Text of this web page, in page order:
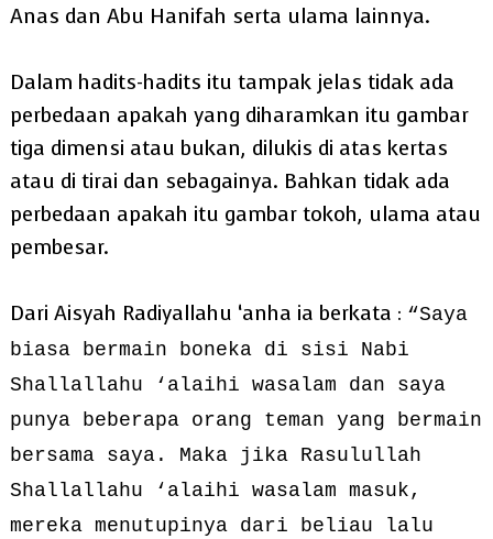
Anas dan Abu Hanifah serta ulama lainnya.
Dalam hadits-hadits itu tampak jelas tidak ada
perbedaan apakah yang diharamkan itu gambar
tiga dimensi atau bukan, dilukis di atas kertas
atau di tirai dan sebagainya. Bahkan tidak ada
perbedaan apakah itu gambar tokoh, ulama atau
pembesar.
Dari Aisyah Radiyallahu ‘anha ia berkata : “Saya
biasa bermain boneka di sisi Nabi
Shallallahu ‘alaihi wasalam dan saya
punya beberapa orang teman yang bermain
bersama saya. Maka jika Rasulullah
Shallallahu ‘alaihi wasalam masuk,
mereka menutupinya dari beliau lalu